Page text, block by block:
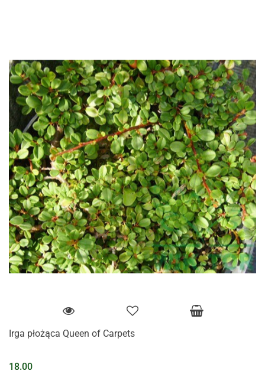
Irga płożąca Queen of Carpets
18.00